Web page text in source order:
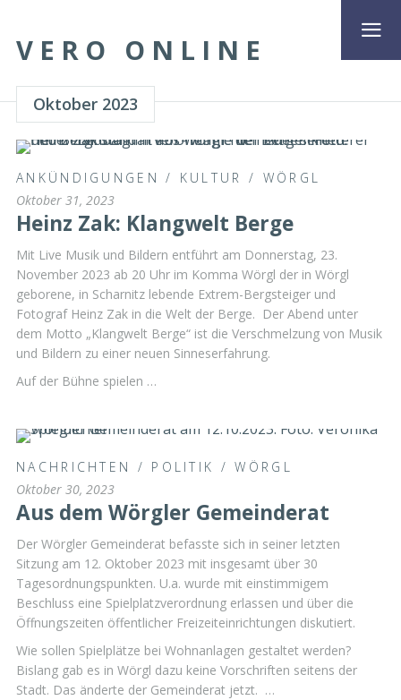
VERO ONLINE
Oktober 2023
ANKÜNDIGUNGEN / KULTUR / WÖRGL
Oktober 31, 2023
Heinz Zak: Klangwelt Berge
Mit Live Musik und Bildern entführt am Donnerstag, 23.
November 2023 ab 20 Uhr im Komma Wörgl der in Wörgl
geborene, in Scharnitz lebende Extrem-Bergsteiger und
Fotograf Heinz Zak in die Welt der Berge. Der Abend unter
dem Motto „Klangwelt Berge“ ist die Verschmelzung von Musik
und Bildern zu einer neuen Sinneserfahrung.
Auf der Bühne spielen …
NACHRICHTEN / POLITIK /WÖRGL
Oktober 30, 2023
Aus dem Wörgler Gemeinderat
Der Wörgler Gemeinderat befasste sich in seiner letzten
Sitzung am 12. Oktober 2023 mit insgesamt über 30
Tagesordnungspunkten. U.a. wurde mit einstimmigem
Beschluss eine Spielplatzverordnung erlassen und über die
Öffnungszeiten öffentlicher Freizeiteinrichtungen diskutiert.
Wie sollen Spielplätze bei Wohnanlagen gestaltet werden?
Bislang gab es in Wörgl dazu keine Vorschriften seitens der
Stadt. Das änderte der Gemeinderat jetzt. …